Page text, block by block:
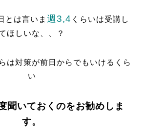
とは言いま週3,4 くらいは受講し
ほしいな、、？
は対策が前日からでもいけるくら
い
聞いておくのをお勧めしま
す。